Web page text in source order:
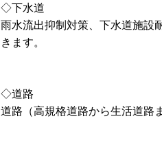
◇下水道
雨水流出抑制対策、下水道施設
きます。
◇道路
道路（高規格道路から生活道